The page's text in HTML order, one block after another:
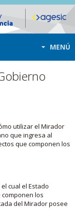
MENÚ
utilizar el Mirador
que ingresa al
que componen los
cual el Estado
los
del Mirador posee